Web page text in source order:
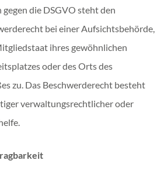
die DSGVO steht den
bei einer Aufsichtsbehörde,
ihres gewöhnlichen
oder des Orts des
zu. Das Beschwerderecht besteht
verwaltungsrechtlicher oder